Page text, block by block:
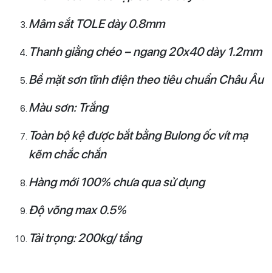
Mâm sắt TOLE dày 0.8mm
Thanh giằng chéo – ngang 20x40 dày 1.2mm
Bề mặt sơn tĩnh điện theo tiêu chuẩn Châu Âu
Màu sơn: Trắng
Toàn bộ kệ được bắt bằng Bulong ốc vít mạ
kẽm chắc chắn
Hàng mới 100% chưa qua sử dụng
Độ võng max 0.5%
Tải trọng: 200kg/ tầng